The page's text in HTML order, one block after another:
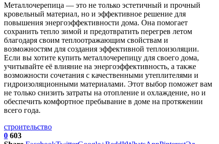
Металлочерепица — это не только эстетичный и прочный
кровельный материал, но и эффективное решение для
повышения энергоэффективности дома. Она помогает
сохранить тепло зимой и предотвратить перегрев летом
благодаря своим теплоотражающим свойствам и
возможностям для создания эффективной теплоизоляции.
Если вы хотите купить металлочерепицу для своего дома,
учитывайте её влияние на энергоэффективность, а также
возможности сочетания с качественными утеплителями и
гидроизоляционными материалами. Этот выбор поможет вам
не только снизить затраты на отопление и охлаждение, но и
обеспечить комфортное пребывание в доме на протяжении
всего года.
строительство
0 603